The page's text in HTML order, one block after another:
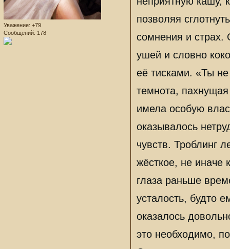
Уважение: +79
Сообщений: 178
позволяя
сомнения и страх.
ушей и словно
её тисками. «Ты
темнота,
имела особую
оказывалось
чувств. Троблинг
жёсткое, не иначе
глаза раньше
усталость, будто
оказалось
это необходимо,